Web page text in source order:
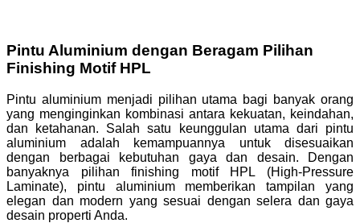
Pintu Aluminium dengan Beragam Pilihan
Finishing Motif HPL
Pintu aluminium menjadi pilihan utama bagi banyak orang
yang menginginkan kombinasi antara kekuatan, keindahan,
dan ketahanan. Salah satu keunggulan utama dari pintu
aluminium adalah kemampuannya untuk disesuaikan
dengan berbagai kebutuhan gaya dan desain. Dengan
banyaknya pilihan finishing motif HPL (High-Pressure
Laminate), pintu aluminium memberikan tampilan yang
elegan dan modern yang sesuai dengan selera dan gaya
desain properti Anda.